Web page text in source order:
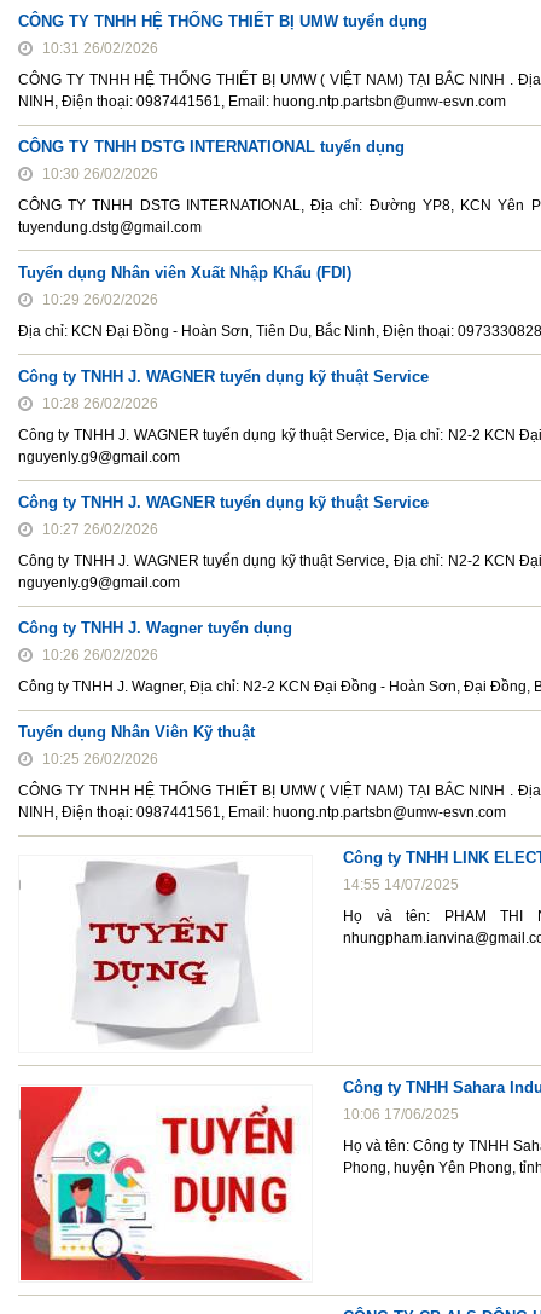
CÔNG TY TNHH HỆ THỐNG THIẾT BỊ UMW tuyển dụng
10:31 26/02/2026
CÔNG TY TNHH HỆ THỐNG THIẾT BỊ UMW ( VIỆT NAM) TẠI BẮC NINH .
NINH, Điện thoại: 0987441561, Email: huong.ntp.partsbn@umw-esvn.com
CÔNG TY TNHH DSTG INTERNATIONAL tuyển dụng
10:30 26/02/2026
CÔNG TY TNHH DSTG INTERNATIONAL, Địa chỉ: Đường YP8, KCN
tuyendung.dstg@gmail.com
Tuyển dụng Nhân viên Xuất Nhập Khẩu (FDI)
10:29 26/02/2026
Địa chỉ: KCN Đại Đồng - Hoàn Sơn, Tiên Du, Bắc Ninh, Điện thoại:
Công ty TNHH J. WAGNER tuyển dụng kỹ thuật Service
10:28 26/02/2026
Công ty TNHH J. WAGNER tuyển dụng kỹ thuật Service, Địa chỉ: N2-2 KCN
nguyenly.g9@gmail.com
Công ty TNHH J. WAGNER tuyển dụng kỹ thuật Service
10:27 26/02/2026
Công ty TNHH J. WAGNER tuyển dụng kỹ thuật Service, Địa chỉ: N2-2 KCN
nguyenly.g9@gmail.com
Công ty TNHH J. Wagner tuyển dụng
10:26 26/02/2026
Công ty TNHH J. Wagner, Địa chỉ: N2-2 KCN Đại Đồng - Hoàn Sơn, Đại Đồng,
Tuyển dụng Nhân Viên Kỹ thuật
10:25 26/02/2026
CÔNG TY TNHH HỆ THỐNG THIẾT BỊ UMW ( VIỆT NAM) TẠI BẮC NINH .
NINH, Điện thoại: 0987441561, Email: huong.ntp.partsbn@umw-esvn.com
Công ty TNHH LINK
14:55 14/07/2025
Họ và tên: PHAM THI
Công ty TNHH Sahara
10:06 17/06/2025
Họ và tên: Công ty TNHH
Phong, huyện Yên Phong,